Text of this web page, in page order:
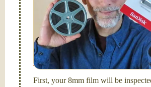
Hello, I'm Nathaniel. My wife Laura
FilmFix — a two person team.
I am the technical expert with a
picture and photography, from
Santa Barbara, CA.
First, your 8mm film will be